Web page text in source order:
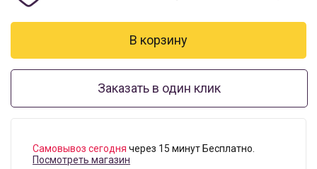
Заказать в один клик
Самовывоз сегодня через 15 минут Бесплатно.
Посмотреть магазин